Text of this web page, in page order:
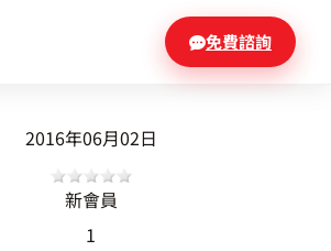
免費諮詢
2016年06月02日
新會員
1